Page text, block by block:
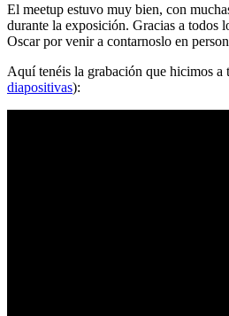
El meetup estuvo muy bien, con
durante la exposición. Gracias a todos
Oscar por venir a contarnoslo en
Aquí tenéis la grabación que hicimos a
diapositivas):